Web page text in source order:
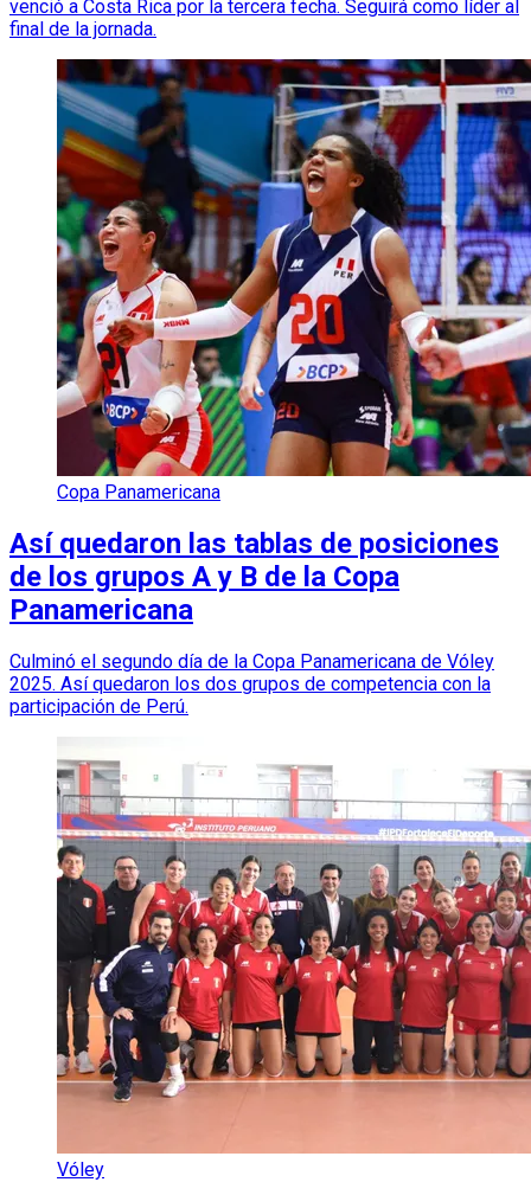
venció a Costa Rica por la tercera fecha. Seguirá como líder al
final de la jornada.
Copa Panamericana
Así quedaron las tablas de posiciones
de los grupos A y B de la Copa
Panamericana
Culminó el segundo día de la Copa Panamericana de Vóley
2025. Así quedaron los dos grupos de competencia con la
participación de Perú.
Vóley